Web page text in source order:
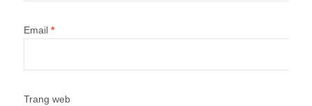
Email *
Trang web